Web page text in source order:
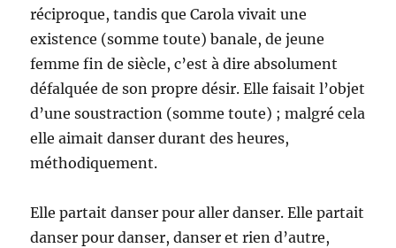
réciproque, tandis que Carola vivait une
existence (somme toute) banale, de jeune
femme fin de siècle, c’est à dire absolument
défalquée de son propre désir. Elle faisait l’objet
d’une soustraction (somme toute) ; malgré cela
elle aimait danser durant des heures,
méthodiquement.
Elle partait danser pour aller danser. Elle partait
danser pour danser, danser et rien d’autre,